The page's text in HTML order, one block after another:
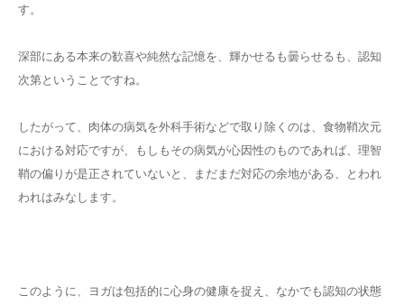
す。
深部にある本来の歓喜や純然な記憶を、輝かせるも曇らせるも、認知
次第ということですね。
したがって、肉体の病気を外科手術などで取り除くのは、食物鞘次元
における対応ですが、もしもその病気が心因性のものであれば、理智
鞘の偏りが是正されていないと、まだまだ対応の余地がある、とわれ
われはみなします。
このように、ヨガは包括的に心身の健康を捉え、なかでも認知の状態